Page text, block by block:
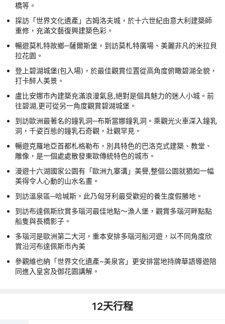
橋等。
探訪「世界文化遺產」古姆洛夫城，於十六世紀由意大利建築師
重修，充滿文藝復興建築色彩。
暢遊莫札特故鄉─薩爾斯堡，到訪莫札特廣場、美麗非凡的米拉貝
拉花園。
登上碧湖城堡(包入場)，於最佳觀賞位置從高角度俯瞰碧湖全貌，
打卡醉人美景。
盧比安娜市內建築充滿浪漫氣息,絕對是個具魅力的迷人小城。前
往碧湖,更可從另一角度觀賞碧湖城堡。
到訪歐洲最著名的鐘乳洞─布斯當娜鐘乳洞。乘觀光火車深入鐘乳
洞，千姿百態的鐘乳石奇觀，壯觀罕見。
暢遊克羅地亞首都札格勒布，別具特色的巴洛克式建築、教堂、
雕像，是一個處處散發東歐傳統特色的城市。
漫遊十六湖國家公園有「歐洲九寨溝」美譽,整個公園就猶如一幅
美得令人心動的山水名畫。
到訪溫泉區─哈堿斯，此乃匈牙利最受歡迎的養生度假勝地。
到訪布達佩斯欣賞多瑙河最佳地點～漁人堡，觀賞多瑙河畔點點
船隻與長橋影子。
多瑙河是歐洲第二大河，重本安排多瑙河船河遊，以不同角度欣
賞沿河布達佩斯市內美
參觀維也納「世界文化遺產~美泉宮」更安排當地持牌華語導遊陪
同進入皇宮及御花園講解。
12天行程